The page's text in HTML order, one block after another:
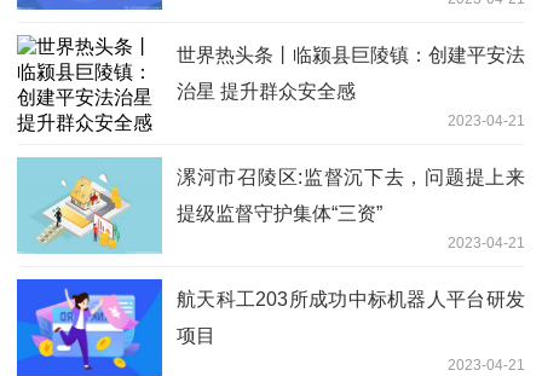
世界热头条丨临颍县巨陵镇：创建平安法
治星 提升群众安全感
2023-04-21
漯河市召陵区:监督沉下去，问题提上来
提级监督守护集体“三资”
2023-04-21
航天科工203所成功中标机器人平台研发
项目
2023-04-21